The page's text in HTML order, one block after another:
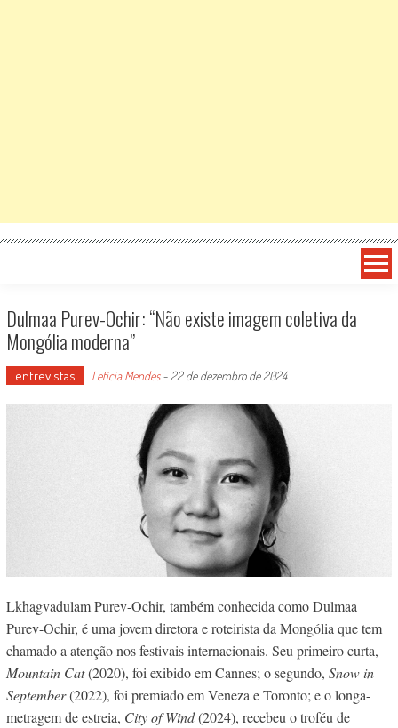
Dulmaa Purev-Ochir: “Não existe imagem coletiva da
Mongólia moderna”
entrevistas Letícia Mendes- 22 de dezembro de 2024
Lkhagvadulam Purev-Ochir, também conhecida como Dulmaa
Purev-Ochir, é uma jovem diretora e roteirista da Mongólia que tem
chamado a atenção nos festivais internacionais. Seu primeiro curta,
Mountain Cat(2020), foi exibido em Cannes; o segundo, Snow in
September(2022), foi premiado em Veneza e Toronto; e o longa-
metragem de estreia, City of Wind(2024), recebeu o troféu de